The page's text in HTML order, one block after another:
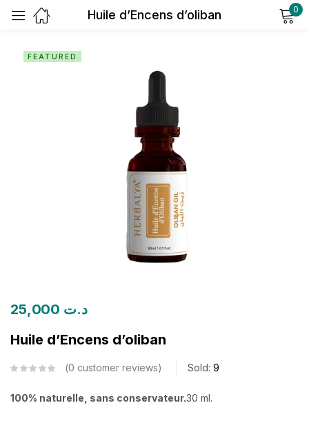
Huile d’Encens d’oliban 0
FEATURED
د.ت
Huile d’Encens d’oliban
0 customer reviews Sold: 9
100% naturelle, sans conservateur.30 ml.
Remember me
Log in
Create an account